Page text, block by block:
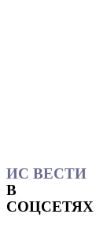
ИС ВЕСТИ
В
СОЦСЕТЯХ